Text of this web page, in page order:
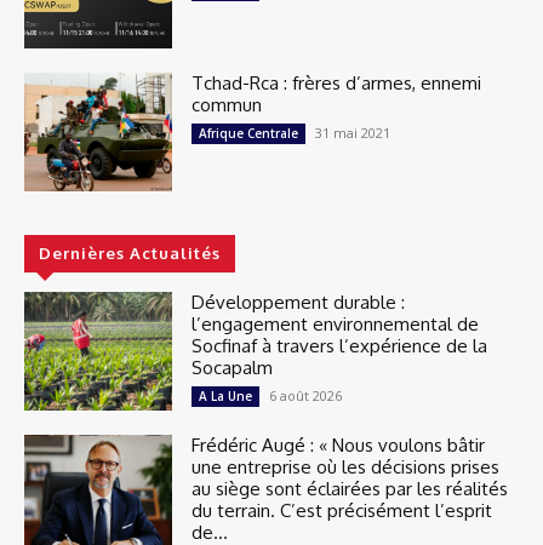
Tchad-Rca : frères d’armes, ennemi
commun
Afrique Centrale 31 mai 2021
Dernières Actualités
Développement durable :
l’engagement environnemental de
Socfinaf à travers l’expérience de la
Socapalm
A La Une 6 août 2026
Frédéric Augé : « Nous voulons bâtir
une entreprise où les décisions prises
au siège sont éclairées par les réalités
du terrain. C’est précisément l’esprit
de...